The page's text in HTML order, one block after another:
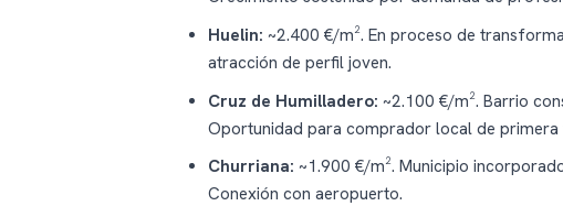
Huelin: ~2.400 €/m². En proceso de
atracción de perfil joven.
Cruz de Humilladero: ~2.100 €/m². Barrio
Oportunidad para comprador local de primera
Churriana: ~1.900 €/m². Municipio
Conexión con aeropuerto.